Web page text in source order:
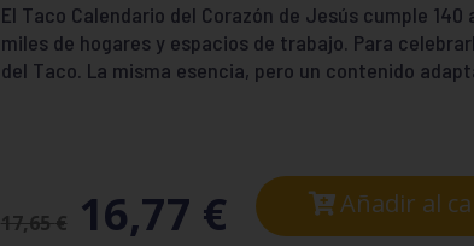
El Taco Calendario del Corazón de Jesús cumple 140
miles de hogares y espacios de trabajo. Para
del Taco. La misma esencia, pero un contenido
17,65€ 16,77 € Añadir al